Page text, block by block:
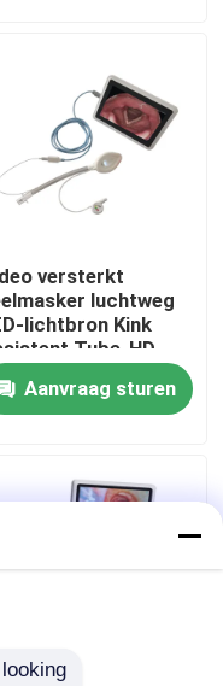
versterkt
luchtweg
lichtbron Kink
Tube-HD
ISO
Aanvraag sturen